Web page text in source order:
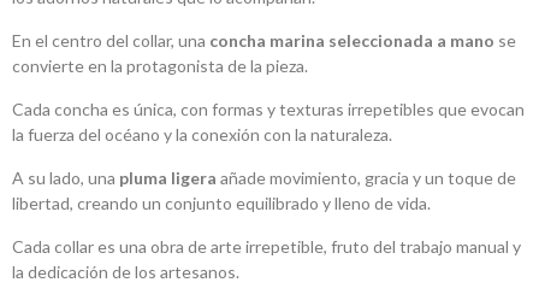
En el centro del collar, una concha marina seleccionada a mano se
convierte en la protagonista de la pieza.
Cada concha es única, con formas y texturas irrepetibles que evocan
la fuerza del océano y la conexión con la naturaleza.
A su lado, una pluma ligera añade movimiento, gracia y un toque de
libertad, creando un conjunto equilibrado y lleno de vida.
Cada collar es una obra de arte irrepetible, fruto del trabajo manual y
la dedicación de los artesanos.